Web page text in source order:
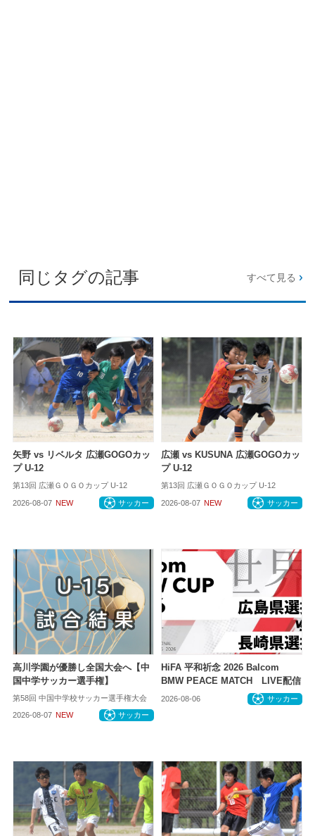
同じタグの記事 すべて見る
矢野 vs リベルタ 広瀬GOGOカッ
プ U-12
第13回 広瀬ＧＯＧＯカップ U-12
2026-08-07 NEW サッカー
広瀬 vs KUSUNA 広瀬GOGOカッ
プ U-12
第13回 広瀬ＧＯＧＯカップ U-12
2026-08-07 NEW サッカー
高川学園が優勝し全国大会へ【中
国中学サッカー選手権】
第58回 中国中学校サッカー選手権大会
2026-08-07 NEW サッカー
HiFA 平和祈念 2026 Balcom
BMW PEACE MATCH LIVE配信
2026-08-06 サッカー